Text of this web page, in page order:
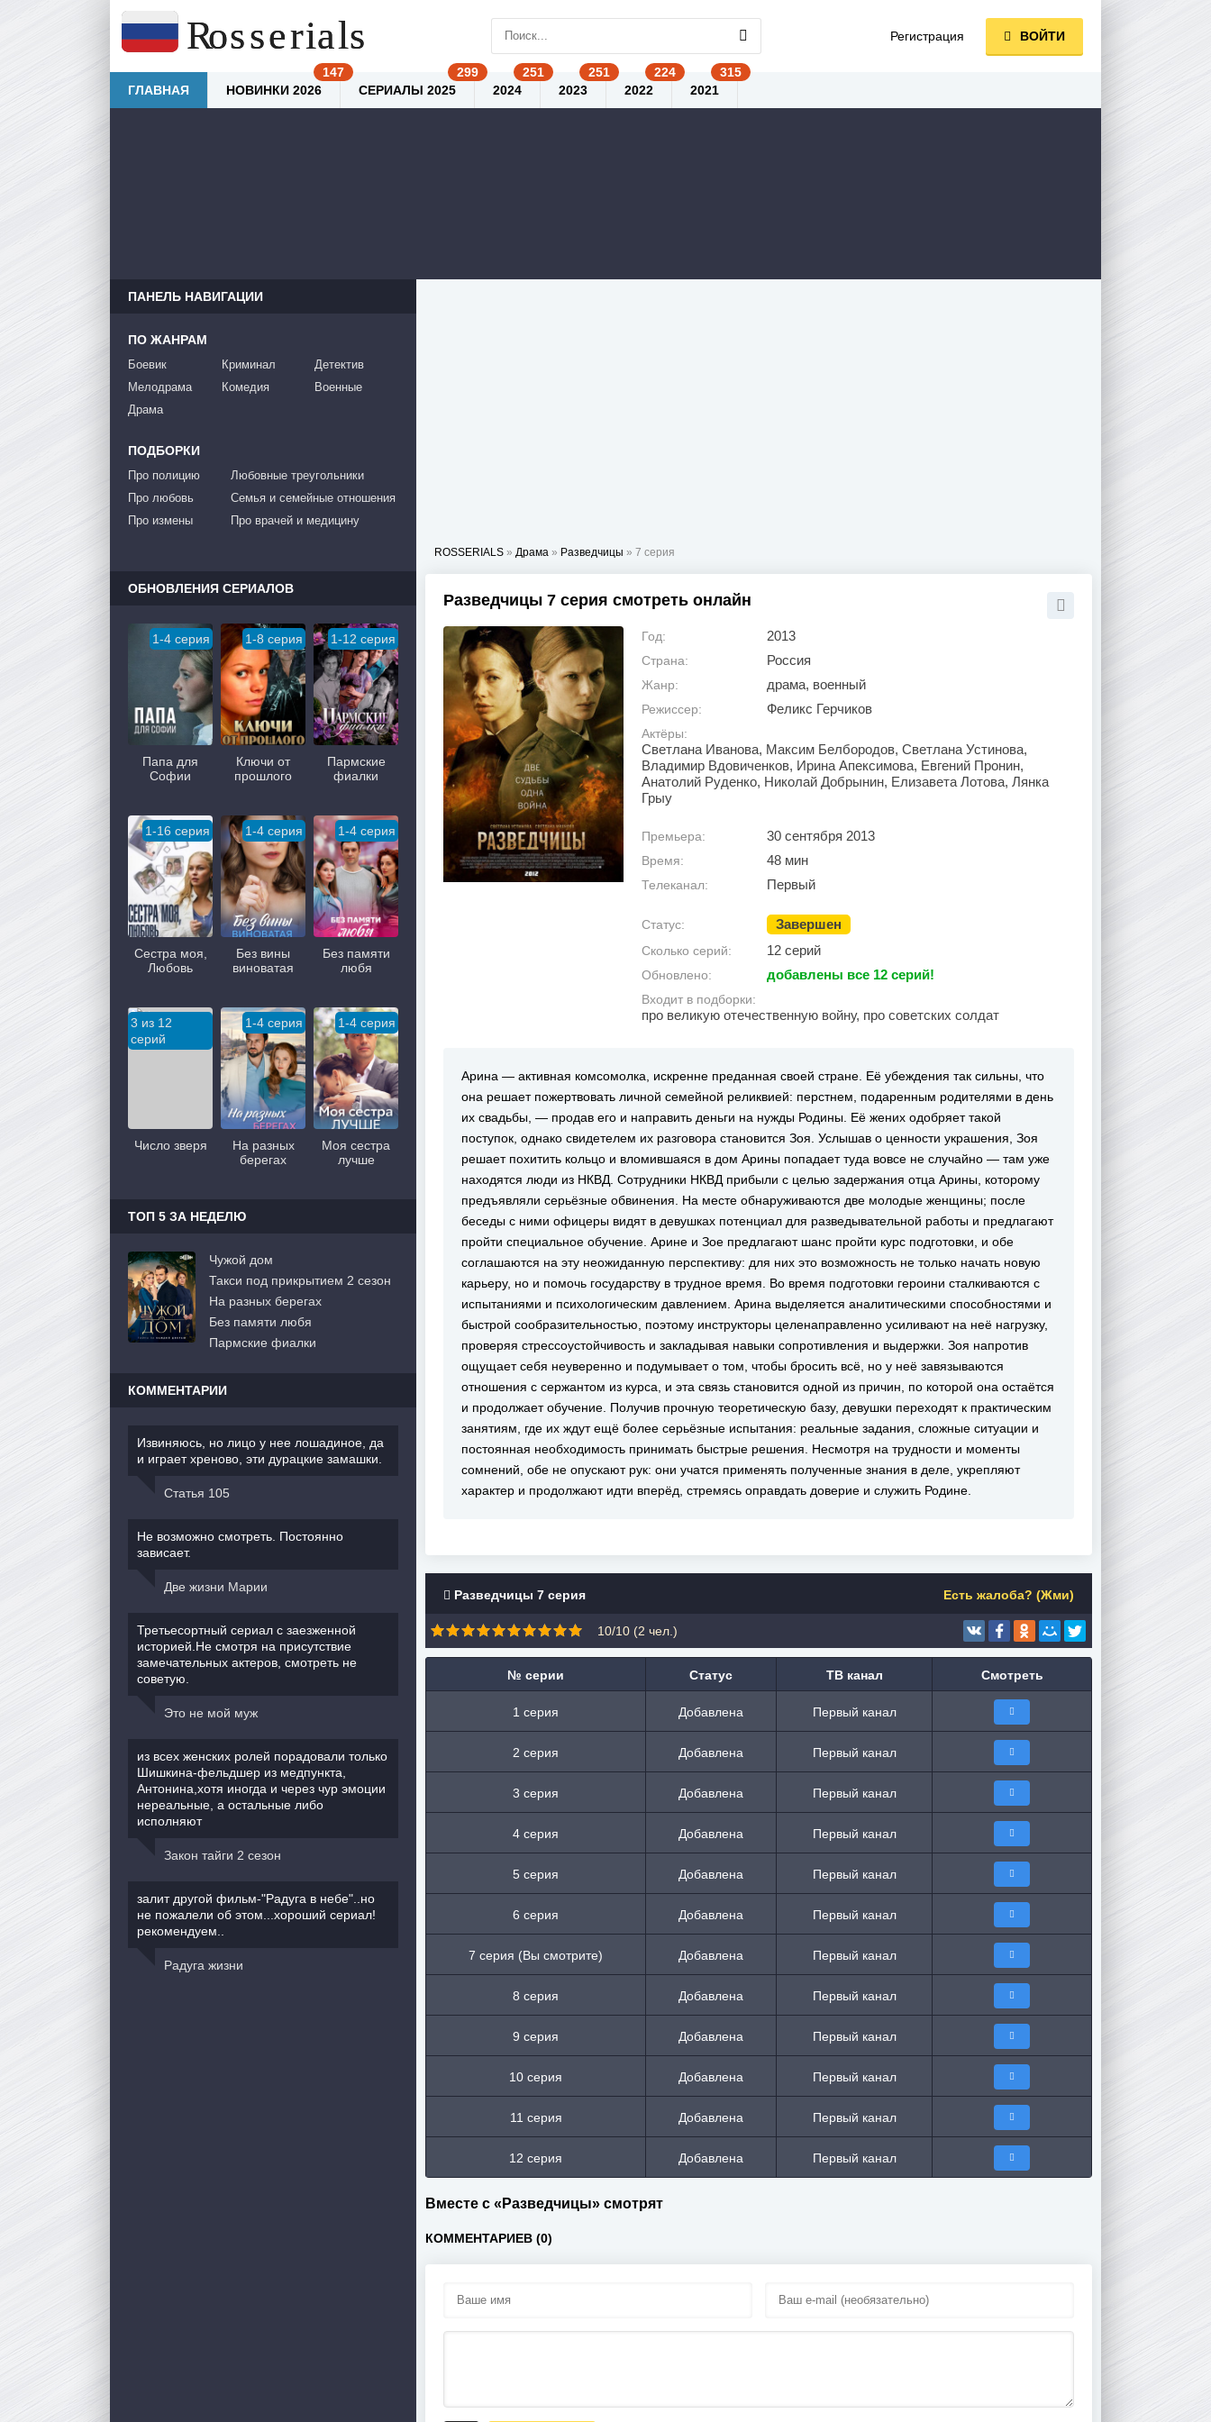
ROSSERIALS » Драма » Разведчицы » 7 серия
Разведчицы 7 серия смотреть онлайн
Год: 2013
Страна: Россия
Жанр: драма, военный
Режиссер: Феликс Герчиков
Актёры:
Светлана Иванова, Максим Белбородов, Светлана Устинова,
Владимир Вдовиченков, Ирина Апексимова, Евгений Пронин,
Анатолий Руденко, Николай Добрынин, Елизавета Лотова, Лянка
Грыу
Премьера: 30 сентября 2013
Время: 48 мин
Телеканал: Первый
Статус: Завершен
Сколько серий: 12 серий
Обновлено: добавлены все 12 серий!
Входит в подборки:
про великую отечественную войну, про советских солдат
Арина — активная комсомолка, искренне преданная своей стране. Её убеждения так сильны, что
она решает пожертвовать личной семейной реликвией: перстнем, подаренным родителями в день
их свадьбы, — продав его и направить деньги на нужды Родины. Её жених одобряет такой
поступок, однако свидетелем их разговора становится Зоя. Услышав о ценности украшения, Зоя
решает похитить кольцо и вломившаяся в дом Арины попадает туда вовсе не случайно — там уже
находятся люди из НКВД. Сотрудники НКВД прибыли с целью задержания отца Арины, которому
предъявляли серьёзные обвинения. На месте обнаруживаются две молодые женщины; после
беседы с ними офицеры видят в девушках потенциал для разведывательной работы и предлагают
пройти специальное обучение. Арине и Зое предлагают шанс пройти курс подготовки, и обе
соглашаются на эту неожиданную перспективу: для них это возможность не только начать новую
карьеру, но и помочь государству в трудное время. Во время подготовки героини сталкиваются с
испытаниями и психологическим давлением. Арина выделяется аналитическими способностями и
быстрой сообразительностью, поэтому инструкторы целенаправленно усиливают на неё нагрузку,
проверяя стрессоустойчивость и закладывая навыки сопротивления и выдержки. Зоя напротив
ощущает себя неуверенно и подумывает о том, чтобы бросить всё, но у неё завязываются
отношения с сержантом из курса, и эта связь становится одной из причин, по которой она остаётся
и продолжает обучение. Получив прочную теоретическую базу, девушки переходят к практическим
занятиям, где их ждут ещё более серьёзные испытания: реальные задания, сложные ситуации и
постоянная необходимость принимать быстрые решения. Несмотря на трудности и моменты
сомнений, обе не опускают рук: они учатся применять полученные знания в деле, укрепляют
характер и продолжают идти вперёд, стремясь оправдать доверие и служить Родине.
Разведчицы 7 серия Есть жалоба? (Жми)
10/10 (2 чел.)
№ серии Статус ТВ канал Смотреть
1 серия Добавлена Первый канал
2 серия Добавлена Первый канал
3 серия Добавлена Первый канал
4 серия Добавлена Первый канал
5 серия Добавлена Первый канал
6 серия Добавлена Первый канал
7 серия (Вы смотрите) Добавлена Первый канал
8 серия Добавлена Первый канал
9 серия Добавлена Первый канал
10 серия Добавлена Первый канал
11 серия Добавлена Первый канал
12 серия Добавлена Первый канал
Вместе с «Разведчицы» смотрят
КОММЕНТАРИЕВ (0)
ПАНЕЛЬ НАВИГАЦИИ
ПО ЖАНРАМ
Боевик
Мелодрама
Драма
Криминал
Комедия
Детектив
Военные
ПОДБОРКИ
Про полицию
Про любовь
Про измены
Любовные треугольники
Семья и семейные отношения
Про врачей и медицину
ОБНОВЛЕНИЯ СЕРИАЛОВ
1-4 серия
Папа для
Софии
1-8 серия
Ключи от
прошлого
1-12 серия
Пармские
фиалки
1-16 серия
Сестра моя,
Любовь
1-4 серия
Без вины
виноватая
1-4 серия
Без памяти
любя
3 из 12
серий
Число зверя
1-4 серия
На разных
берегах
1-4 серия
Моя сестра
лучше
ТОП 5 ЗА НЕДЕЛЮ
Чужой дом
Такси под прикрытием 2 сезон
На разных берегах
Без памяти любя
Пармские фиалки
КОММЕНТАРИИ
Извиняюсь, но лицо у нее лошадиное, да
и играет хреново, эти дурацкие замашки.
Статья 105
Не возможно смотреть. Постоянно
зависает.
Две жизни Марии
Третьесортный сериал с заезженной
историей.Не смотря на присутствие
замечательных актеров, смотреть не
советую.
Это не мой муж
из всех женских ролей порадовали только
Шишкина-фельдшер из медпункта,
Антонина,хотя иногда и через чур эмоции
нереальные, а остальные либо
исполняют
Закон тайги 2 сезон
залит другой фильм-"Радуга в небе"..но
не пожалели об этом...хороший сериал!
рекомендуем..
Радуга жизни
Регистрация ВОЙТИ
ГЛАВНАЯ НОВИНКИ 2026 СЕРИАЛЫ 2025 2024 2023 2022 2021